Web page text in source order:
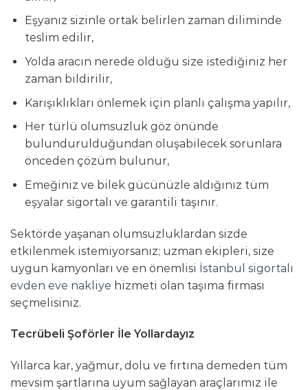
Eşyanız sizinle ortak belirlen zaman diliminde
teslim edilir,
Yolda aracın nerede olduğu size istediğiniz her
zaman bildirilir,
Karışıklıkları önlemek için planlı çalışma yapılır,
Her türlü olumsuzluk göz önünde
bulundurulduğundan oluşabilecek sorunlara
önceden çözüm bulunur,
Emeğiniz ve bilek gücünüzle aldığınız tüm
eşyalar sigortalı ve garantili taşınır.
Sektörde yaşanan olumsuzluklardan sizde
etkilenmek istemiyorsanız; uzman ekipleri, size
uygun kamyonları ve en önemlisi İstanbul sigortalı
evden eve nakliye hizmeti olan taşıma firması
seçmelisiniz.
Tecrübeli Şoförler İle Yollardayız
Yıllarca kar, yağmur, dolu ve fırtına demeden tüm
mevsim şartlarına uyum sağlayan araçlarımız ile